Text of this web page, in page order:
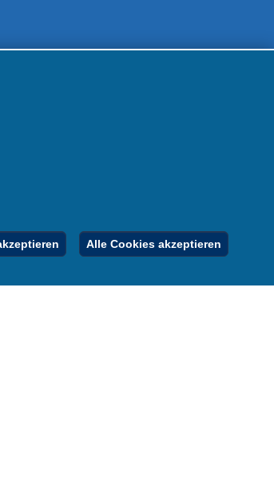
Alle Cookies akzeptieren
Inhalt Impressum Datenschutz